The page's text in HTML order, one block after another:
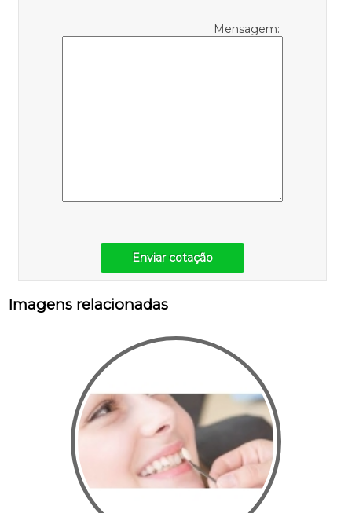
Mensagem:
Enviar cotação
Imagens relacionadas